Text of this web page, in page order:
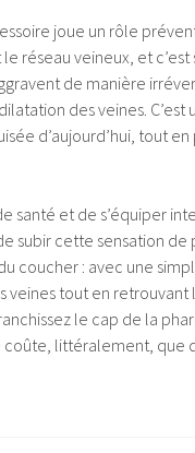
joue un rôle
réseau veineux, et
de manière
des veines. C’est
d’aujourd’hui, tout
santé et de s’équiper
subir cette sensation
coucher : avec une
tout en retrouvant
le cap de la
coûte, littéralement, que